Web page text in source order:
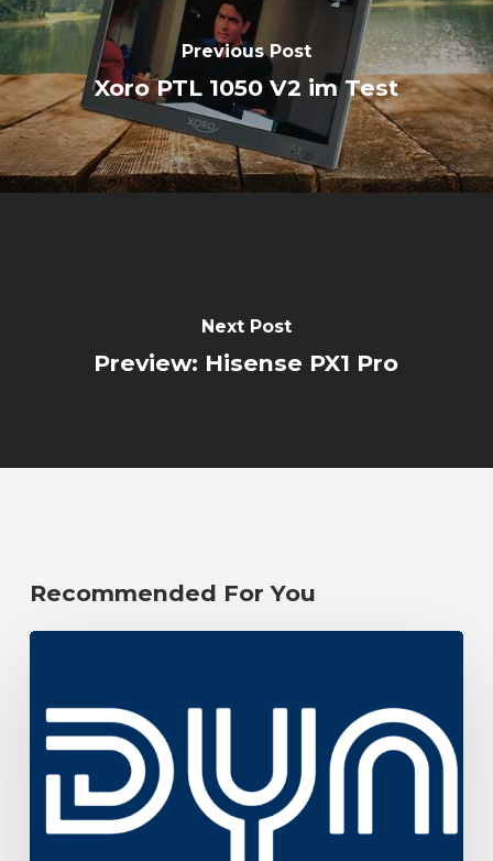
Previous Post
Xoro PTL 1050 V2 im Test
Next Post
Preview: Hisense PX1 Pro
Recommended For You